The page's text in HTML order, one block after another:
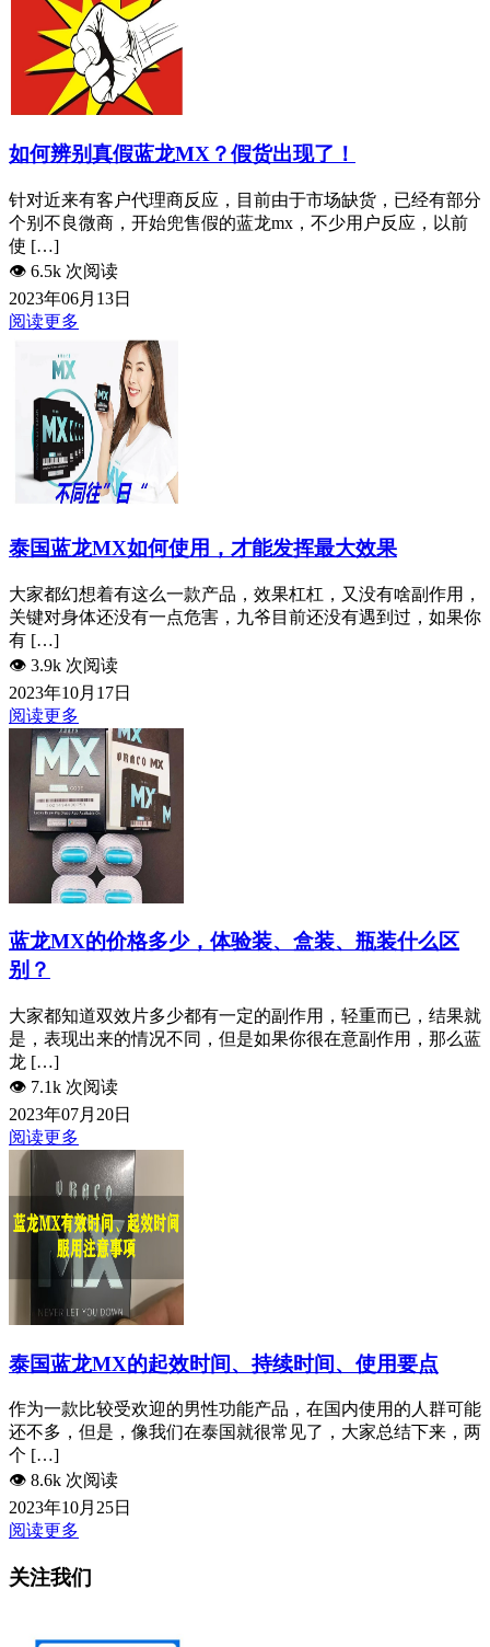
如何辨别真假蓝龙MX？假货出现了！
针对近来有客户代理商反应，目前由于市场缺货，已经有部分
个别不良微商，开始兜售假的蓝龙mx，不少用户反应，以前
使 […]
👁️ 6.5k 次阅读
2023年06月13日
阅读更多
泰国蓝龙MX如何使用，才能发挥最大效果
大家都幻想着有这么一款产品，效果杠杠，又没有啥副作用，
关键对身体还没有一点危害，九爷目前还没有遇到过，如果你
有 […]
👁️ 3.9k 次阅读
2023年10月17日
阅读更多
蓝龙MX的价格多少，体验装、盒装、瓶装什么区
别？
大家都知道双效片多少都有一定的副作用，轻重而已，结果就
是，表现出来的情况不同，但是如果你很在意副作用，那么蓝
龙 […]
👁️ 7.1k 次阅读
2023年07月20日
阅读更多
泰国蓝龙MX的起效时间、持续时间、使用要点
作为一款比较受欢迎的男性功能产品，在国内使用的人群可能
还不多，但是，像我们在泰国就很常见了，大家总结下来，两
个 […]
👁️ 8.6k 次阅读
2023年10月25日
阅读更多
关注我们